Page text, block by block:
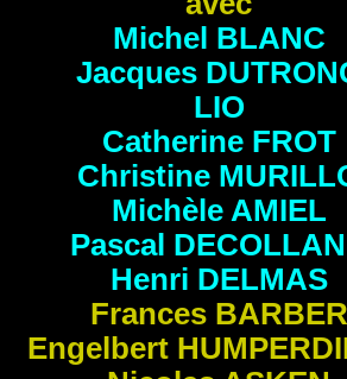
Michel BLANC
Jacques
LIO
Catherine FROT
Christine
Michèle AMIEL
Pascal
Henri DELMAS
Frances BARBER
Engelbert